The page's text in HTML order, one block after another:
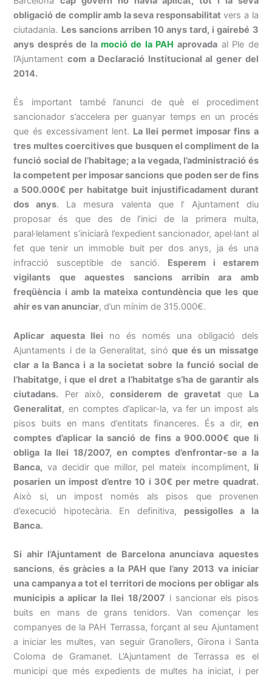
obligació de complir amb la seva responsabilitat vers a la
ciutadania. Les sancions arriben 10 anys tard, i gairebé 3
anys després de la moció de la PAH aprovada al Ple de
l’Ajuntamentcom a Declaració Institucional al gener del
2014.
És important també l’anunci de què el procediment
sancionador s’accelera per guanyar temps en un procés
que és excessivament lent. La llei permet imposar fins a
tres multes coercitives que busquen el compliment de la
funció social de l’habitage; a la vegada, l’administració és
la competent per imposar sancions que poden ser de fins
a 500.000€ per habitatge buit injustificadament durant
dos anys. La mesura valenta que l’ Ajuntament diu
proposar és que des de l’inici de la primera multa,
paral·lelament s’iniciarà l’expedient sancionador, apel·lant al
fet que tenir un immoble buit per dos anys, ja és una
infracció susceptible de sanció. Esperem i estarem
vigilants que aquestes sancions arribin ara amb
freqüència i amb la mateixa contundència que les que
ahir es van anunciar, d’un mínim de 315.000€.
Aplicar aquesta llei no és només una obligació dels
Ajuntaments i de la Generalitat, sinó que és un missatge
clar a la Banca i a la societat sobre la funció social de
l’habitatge, i que el dret a l’habitatge s’ha de garantir als
ciutadans. Per això,considerem de gravetat que La
Generalitat, en comptes d’aplicar-la, va fer un impost als
pisos buits en mans d’entitats financeres. És a dir, en
comptes d’aplicar la sanció de fins a 900.000€ que li
obliga la llei 18/2007, en comptes d’enfrontar-se a la
Banca, va decidir que millor, pel mateix incompliment, li
posarien un impost d’entre 10 i 30€ per metre quadrat.
Això si, un impost només als pisos que provenen
d’execució hipotecària. En definitiva, pessigolles a la
Banca.
Si ahir l’Ajuntament de Barcelona anunciava aquestes
sancions,és gràcies a la PAH que l’any 2013 va iniciar
una campanya a tot el territori de mocions per obligar als
municipis a aplicar la llei 18/2007 i sancionar els pisos
buits en mans de grans tenidors. Van començar les
companyes de la PAH Terrassa, forçant al seu Ajuntament
a iniciar les multes, van seguir Granollers, Girona i Santa
Coloma de Gramanet. L’Ajuntament de Terrassa es el
municipi que més expedients de multes ha iniciat, i per